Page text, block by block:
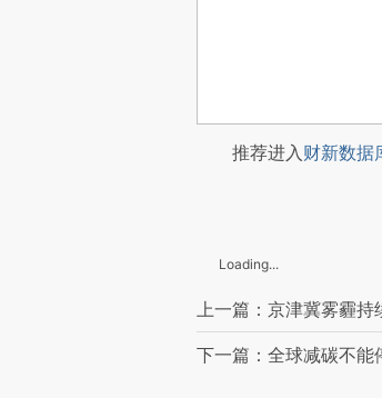
推荐进入财新数据
Loading...
上一篇：京津冀雾霾
下一篇：全球减碳不能